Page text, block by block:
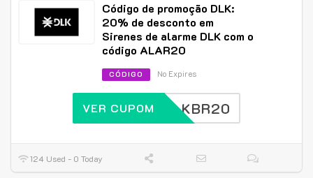
Código de promoção DLK:
20% de desconto em
Sirenes de alarme DLK com o
código ALAR20
CÓDIGO No Expires
DLKBR20
VER CUPOM
124 Used - 0 Today